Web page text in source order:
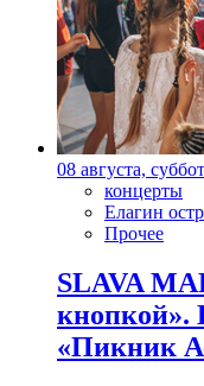
08 августа,
концерты
Елагин
Прочее
SLAVA
кнопкой».
«Пикник